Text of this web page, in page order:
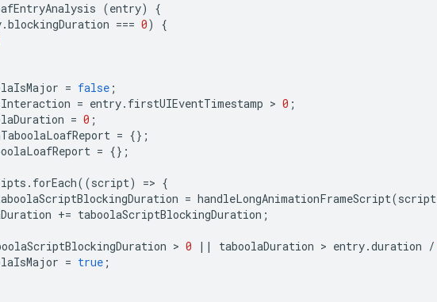
(entry)
{
.blockingDuration === 0)
{
= false ;
= entry. firstUIEventTimestamp > 0 ;
= 0 ;
= {};
= {};
. forEach((script) => {
= handleLongAnimationFrameScript(script
+= taboolaScriptBlockingDuration ;
> 0 || taboolaDuration > entry.duration /
= true ;